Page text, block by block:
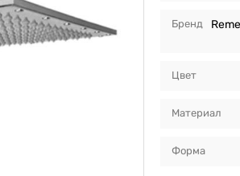
Бренд
Цвет
Материал
Форма